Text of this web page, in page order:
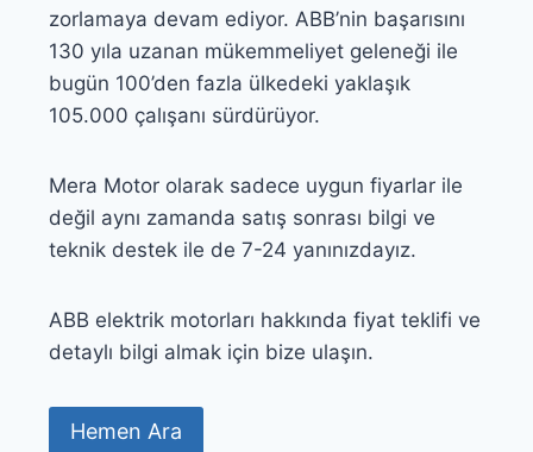
zorlamaya devam ediyor. ABB’nin başarısını
130 yıla uzanan mükemmeliyet geleneği ile
bugün 100’den fazla ülkedeki yaklaşık
105.000 çalışanı sürdürüyor.
Mera Motor olarak sadece uygun fiyarlar ile
değil aynı zamanda satış sonrası bilgi ve
teknik destek ile de 7-24 yanınızdayız.
ABB elektrik motorları hakkında fiyat teklifi ve
detaylı bilgi almak için bize ulaşın.
Hemen Ara